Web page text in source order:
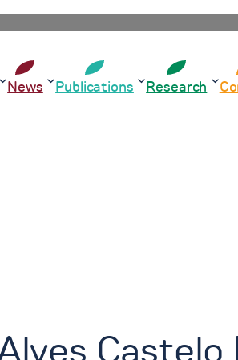
News Publications Research